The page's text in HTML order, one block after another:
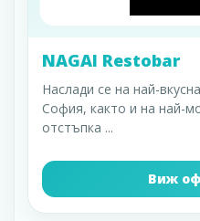
NAGAI Restobar
Наслади се на най-
София, както и на най-
отстъпка ...
Виж